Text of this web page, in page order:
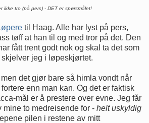
ikke tro (på pers) - DET er spørsmålet!
til Haag. Alle har lyst på pers,
tøff at han til og med tror på det. Den
fått trent godt nok og skal ta det som
jeg i løpeskjørtet.
det gjør bare så himla vondt når
enn man kan. Og det er faktisk
mål er å prestere over evne. Jeg får
mine to medreisende for - helt uskyldig
pilen i restene av mitt